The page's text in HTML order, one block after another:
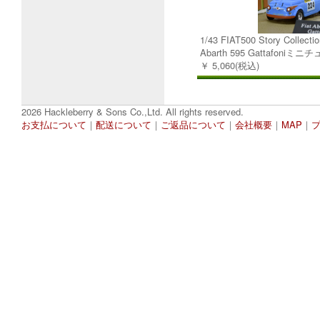
1/43 FIAT500 Story
Abarth 595 Gattafoniミニチ
￥ 5,060(税込)
2026 Hackleberry & Sons Co.,Ltd. All rights reserved.
お支払について ｜ 配送について ｜ ご返品について ｜ 会社概要 ｜ MAP ｜